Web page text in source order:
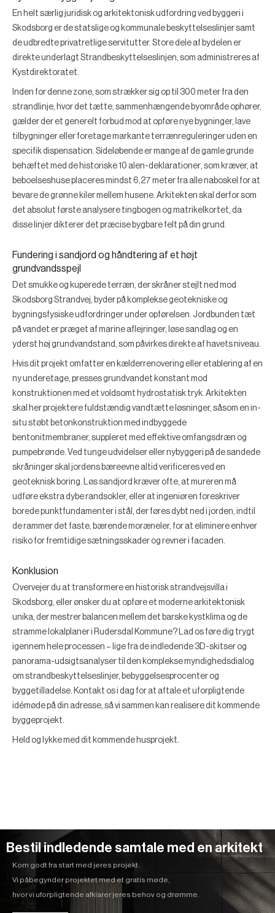
En helt særlig juridisk og arkitektonisk udfordring ved byggeri i
Skodsborg er de statslige og kommunale beskyttelseslinjer samt
de udbredte privatretlige servitutter. Store dele af bydelen er
direkte underlagt Strandbeskyttelseslinjen, som administreres af
Kystdirektoratet.
Inden for denne zone, som strækker sig op til 300 meter fra den
strandlinje, hvor det tætte, sammenhængende byområde ophører,
gælder der et generelt forbud mod at opføre nye bygninger, lave
tilbygninger eller foretage markante terrænreguleringer uden en
specifik dispensation. Sideløbende er mange af de gamle grunde
behæftet med de historiske10 alen-deklarationer, som kræver, at
beboelseshuse placeres mindst 6,27 meter fra alle naboskel for at
bevare de grønne kiler mellem husene. Arkitekten skal derfor som
det absolut første analysere tingbogen og matrikelkortet, da
disse linjer dikterer det præcise bygbare felt på din grund.
Fundering i sandjord og håndtering af et højt
grundvandsspejl
Det smukke og kuperede terræn, der skråner stejlt ned mod
Skodsborg Strandvej, byder på komplekse geotekniske og
bygningsfysiske udfordringer under opførelsen. Jordbunden tæt
på vandet er præget af marine aflejringer, løse sandlag og en
yderst høj grundvandstand, som påvirkes direkte af havets niveau.
Hvis dit projekt omfatter en kælderrenovering eller etablering af en
ny underetage, presses grundvandet konstant mod
konstruktionen med et voldsomt hydrostatisk tryk. Arkitekten
skal her projektere fuldstændig vandtætte løsninger, såsom en in-
situ støbt betonkonstruktion med indbyggede
bentonitmembraner, suppleret med effektive omfangsdræn og
pumpebrønde. Ved tunge udvidelser eller nybyggeri på de sandede
skråninger skal jordens bæreevne altid verificeres ved en
geoteknisk boring. Løs sandjord kræver ofte, at mureren må
udføre ekstra dybe randsokler, eller at ingeniøren foreskriver
borede punktfundamenter i stål , der føres dybt ned i jorden, indtil
de rammer det faste, bærende moræneler, for at eliminere enhver
risiko for fremtidige sætningsskader og revner i facaden.
Konklusion
Overvejer du at transformere en historisk strandvejsvilla i
Skodsborg, eller ønsker du at opføre et moderne arkitektonisk
unika, der mestrer balancen mellem det barske kystklima og de
stramme lokalplaner i Rudersdal Kommune? Lad os føre dig trygt
igennem hele processen – lige fra de indledende 3D-skitser og
panorama-udsigtsanalyser til den komplekse myndighedsdialog
om strandbeskyttelseslinjer, bebyggelsesprocenter og
byggetilladelse. Kontakt os i dag for at aftale et uforpligtende
idémøde på din adresse, så vi sammen kan realisere dit kommende
byggeprojekt.
Held og lykke med dit kommende husprojekt.
Bestil indledende samtale med en arkitekt
Kom godt fra start med jeres projekt.
Vi påbegynder projektet med et gratis møde,
hvor vi uforpligtende afklarer jeres behov og drømme.